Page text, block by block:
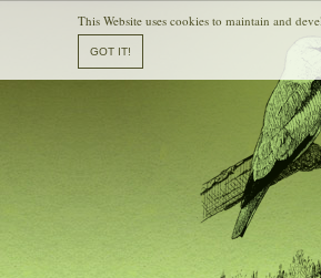
This Website uses cookies to maintain and